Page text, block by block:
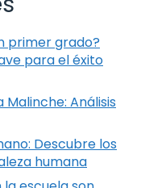
primer grado?
para el éxito
Malinche: Análisis
Descubre los
humana